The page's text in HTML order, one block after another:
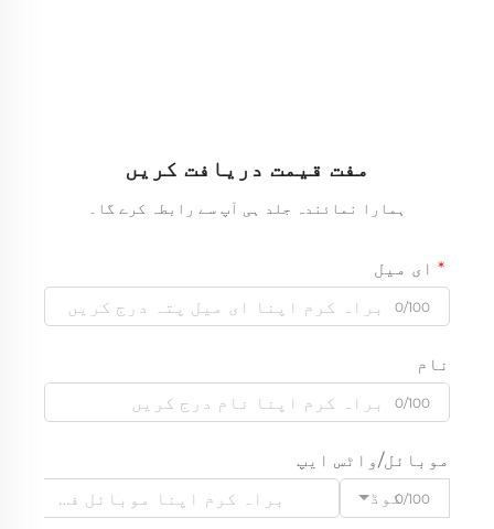
مفت قیمت دریافت کریں
ہمارا نمائندہ جلد ہی آپ سے رابطہ کرے گا۔
ای میل
0/100
نام
0/100
موبائل/واٹس ایپ
کوڈ0/100